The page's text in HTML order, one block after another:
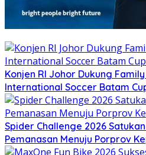
Konjen RI Johor Dukung
International Soccer Batam
Spider Challenge 2026
Pemanasan Menuju Porprov